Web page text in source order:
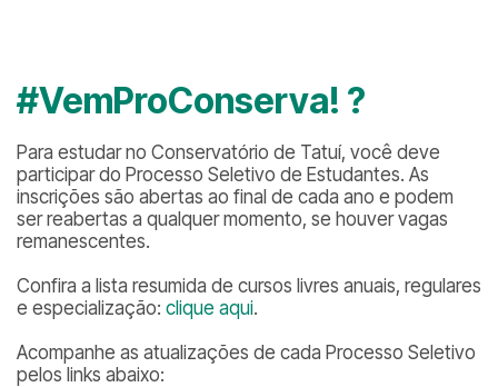
#VemProConserva! ?
Para estudar no Conservatório de Tatuí, você deve
participar do Processo Seletivo de Estudantes. As
inscrições são abertas ao final de cada ano e podem
ser reabertas a qualquer momento, se houver vagas
remanescentes.
Confira a lista resumida de cursos livres anuais, regulares
e especialização: clique aqui.
Acompanhe as atualizações de cada Processo Seletivo
pelos links abaixo: